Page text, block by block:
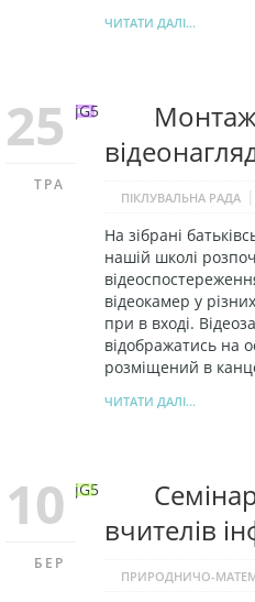
ЧИТАТИ ДАЛІ...
25
ТРА
ПІКЛУВАЛЬНА РАДА
На зібрані
нашій школі
відеокамер у
при в вході.
відображатись на
розміщений в
ЧИТАТИ ДАЛІ...
10
БЕР
вчителів
ПРИРОДНИЧО-